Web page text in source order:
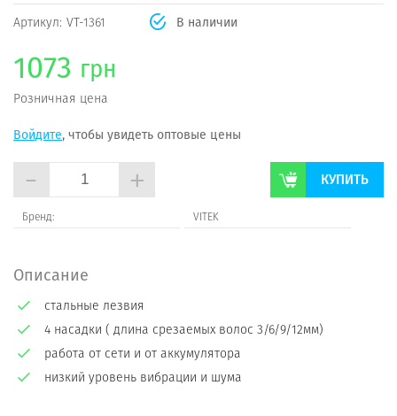
Артикул: VT-1361 В наличии
1073 грн
Розничная цена
Войдите, чтобы увидеть оптовые цены
- + КУПИТЬ
Бренд: VITEK
Описание
стальные лезвия
4 насадки ( длина срезаемых волос 3/6/9/12мм)
работа от сети и от аккумулятора
низкий уровень вибрации и шума